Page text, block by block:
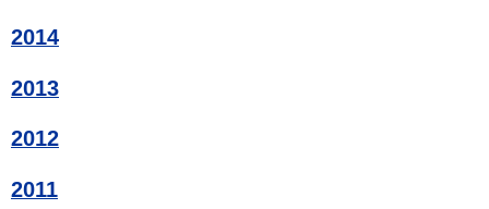
2014
2013
2012
2011